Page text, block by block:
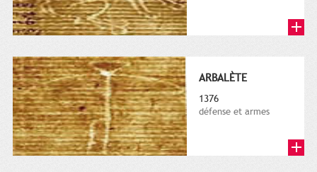
ARBALÈTE
1376
défense et armes